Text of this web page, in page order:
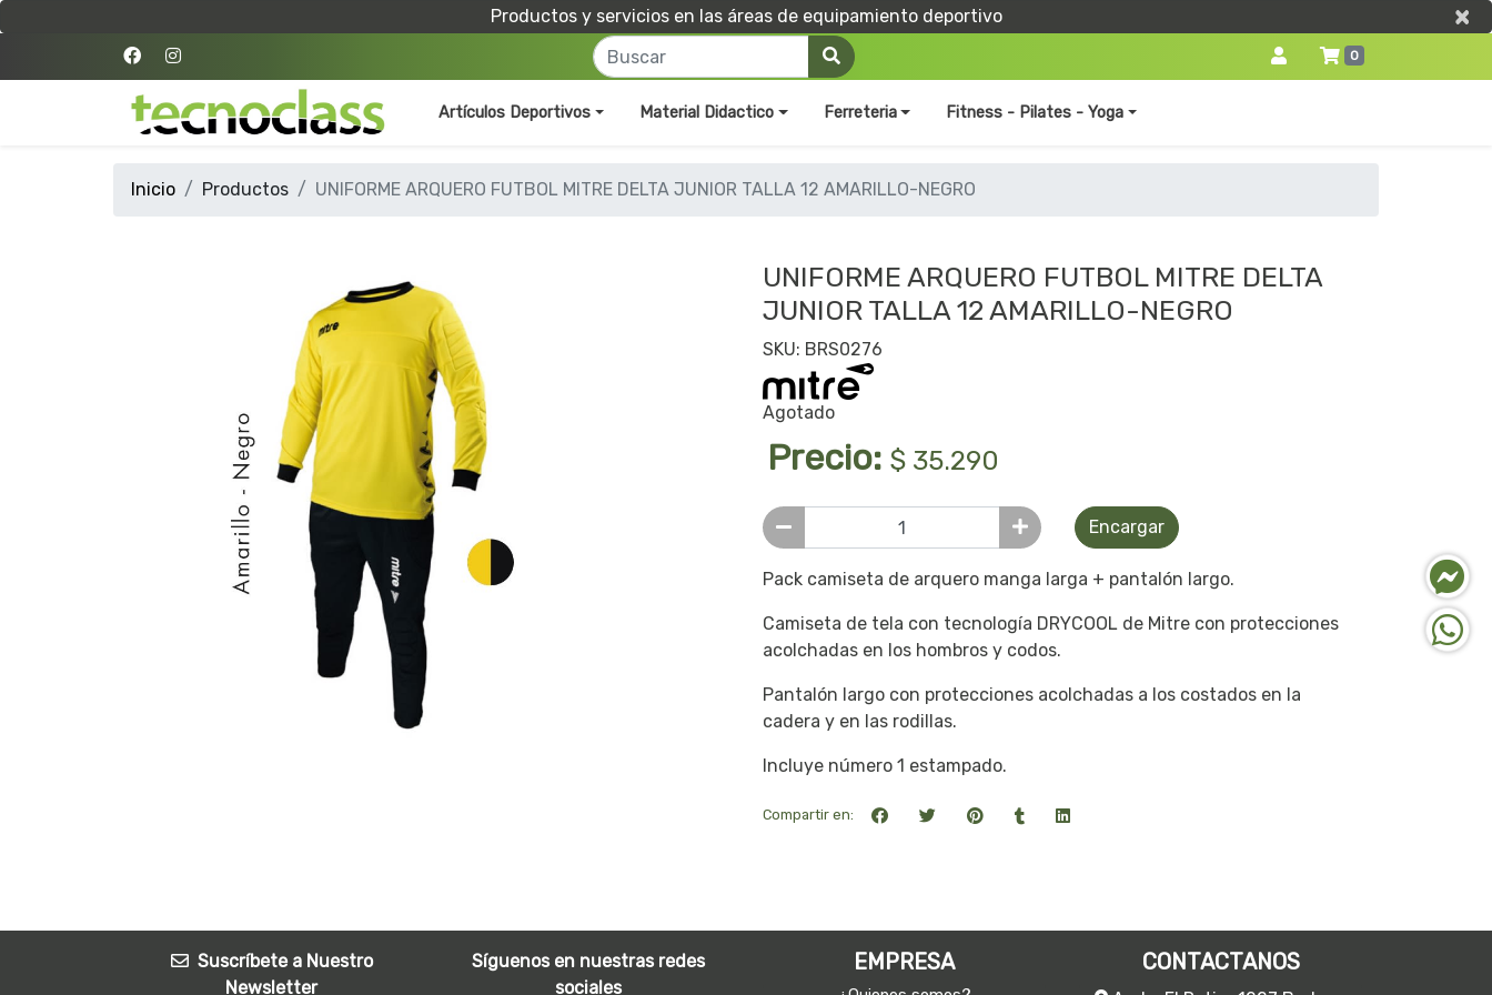
Productos y servicios en las áreas de equipamiento deportivo ×
×
0
Artículos Deportivos Material Didactico Ferreteria Fitness - Pilates - Yoga
Inicio Productos UNIFORME ARQUERO FUTBOL MITRE DELTA JUNIOR TALLA 12 AMARILLO-NEGRO
UNIFORME ARQUERO FUTBOL MITRE DELTA
JUNIOR TALLA 12 AMARILLO-NEGRO
SKU: BRS0276
Agotado
Precio: $ 35.290
Encargar
Pack camiseta de arquero manga larga + pantalón largo.
Camiseta de tela con tecnología DRYCOOL de Mitre con protecciones
acolchadas en los hombros y codos.
Pantalón largo con protecciones acolchadas a los costados en la
cadera y en las rodillas.
Incluye número 1 estampado.
Compartir en:
Suscríbete a Nuestro
Newsletter
Síguenos en nuestras redes
sociales
EMPRESA CONTACTANOS